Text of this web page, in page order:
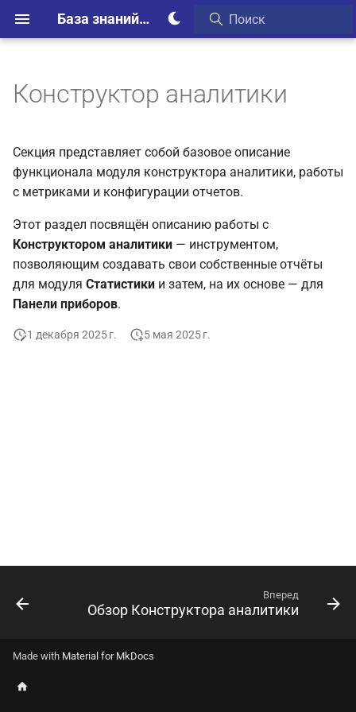
База знаний Webim
Конструктор аналитики
Секция представляет собой базовое описание
функционала модуля конструктора аналитики, работы
с метриками и конфигурации отчетов.
Этот раздел посвящён описанию работы с
Конструктором аналитики — инструментом,
позволяющим создавать свои собственные отчёты
для модуля Статистики и затем, на их основе — для
Панели приборов.
1 декабря 2025 г. 5 мая 2025 г.
Вперед
Обзор Конструктора аналитики
Made with Material for MkDocs